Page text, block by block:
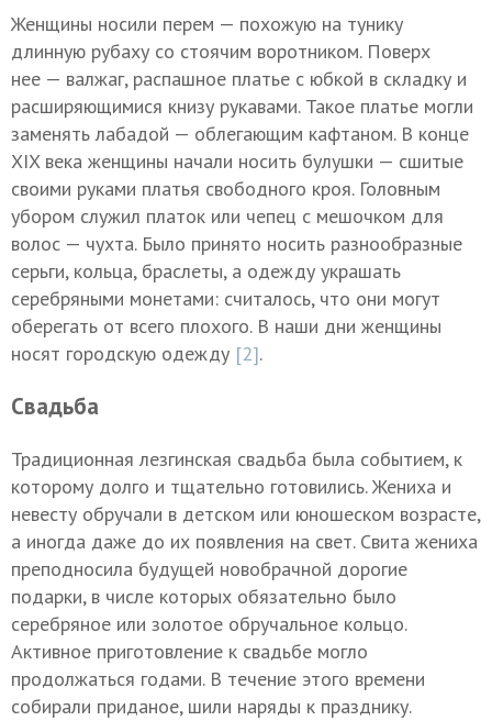
Женщины носили перем — похожую на тунику
длинную рубаху со стоячим воротником. Поверх
нее — валжаг, распашное платье с юбкой в складку и
расширяющимися книзу рукавами. Такое платье могли
заменять лабадой — облегающим кафтаном. В конце
XIX века женщины начали носить булушки — сшитые
своими руками платья свободного кроя. Головным
убором служил платок или чепец с мешочком для
волос — чухта. Было принято носить разнообразные
серьги, кольца, браслеты, а одежду украшать
серебряными монетами: считалось, что они могут
оберегать от всего плохого. В наши дни женщины
носят городскую одежду [2].
Свадьба
Традиционная лезгинская свадьба была событием, к
которому долго и тщательно готовились. Жениха и
невесту обручали в детском или юношеском возрасте,
а иногда даже до их появления на свет. Свита жениха
преподносила будущей новобрачной дорогие
подарки, в числе которых обязательно было
серебряное или золотое обручальное кольцо.
Активное приготовление к свадьбе могло
продолжаться годами. В течение этого времени
собирали приданое, шили наряды к празднику.